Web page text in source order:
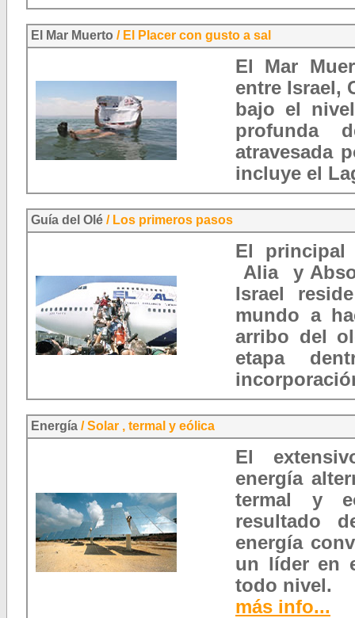
El Mar Muerto / El Placer con gusto a sal
El Mar
entre Israel,
bajo el
profunda
atravesada
incluye el
Guía del Olé / Los primeros pasos
El principal
Alia y
Israel
mundo a
arribo del
etapa
Energía / Solar , termal y eólica
El
energía
termal y
resultado
energía
un líder en
todo nivel.
más info...